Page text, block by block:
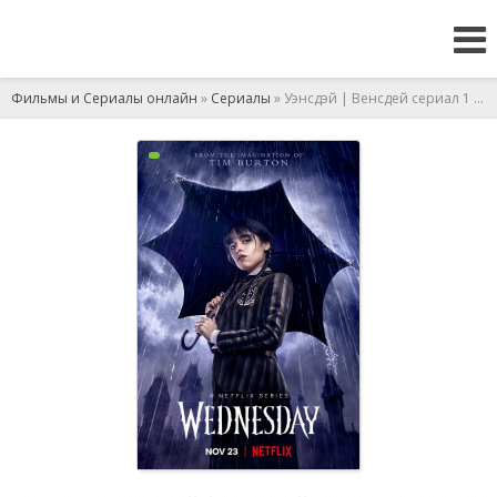
Фильмы и Сериалы онлайн » Сериалы » Уэнсдэй | Венсдей сериал 1 сезон 7 серия